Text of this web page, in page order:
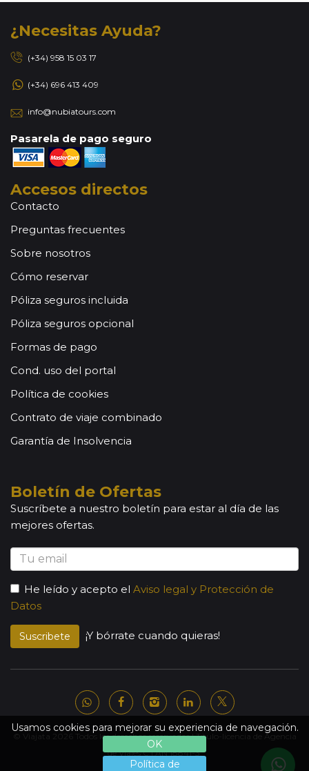
Usamos cookies para mejorar su experiencia de navegación.
OK
Política de
¿Necesitas Ayuda?
(+34) 958 15 03 17
(+34) 696 413 409
info@nubiatours.com
Pasarela de pago seguro
Accesos directos
Contacto
Preguntas frecuentes
Sobre nosotros
Cómo reservar
Póliza seguros incluida
Póliza seguros opcional
Formas de pago
Cond. uso del portal
Política de cookies
Contrato de viaje combinado
Garantía de Insolvencia
Boletín de Ofertas
Suscríbete a nuestro boletín para estar al día de las
mejores ofertas.
He leído y acepto el Aviso legal y Protección de
Datos
Suscribete ¡Y bórrate cuando quieras!
© Viajata 2026 Todos los derechos reservados | Título-licencia de Agencia
de Viajes C.I.AN 18841-3.